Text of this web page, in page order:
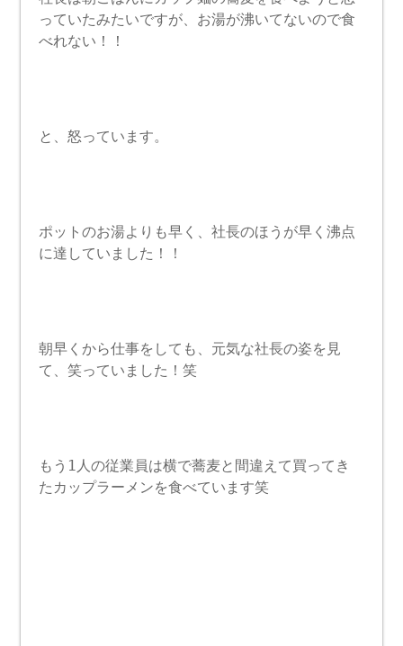
っていたみたいですが、お湯が沸いてないので食
べれない！！
と、怒っています。
ポットのお湯よりも早く、社長のほうが早く沸点
に達していました！！
朝早くから仕事をしても、元気な社長の姿を見
て、笑っていました！笑
もう1人の従業員は横で蕎麦と間違えて買ってき
たカップラーメンを食べています笑